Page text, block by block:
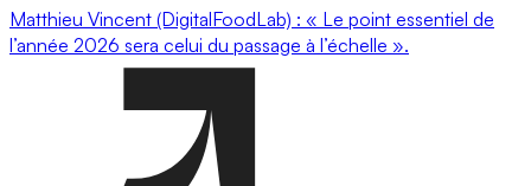
Matthieu Vincent (DigitalFoodLab) : « Le point essentiel de
l’année 2026 sera celui du passage à l’échelle ».